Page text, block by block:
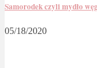
Samorodek czyli mydło
05/18/2020